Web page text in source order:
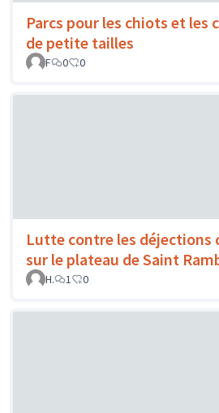
Parcs pour les chiots et les
de petite tailles
F
0 0
Lutte contre les déjections
sur le plateau de Saint
H.
1 0